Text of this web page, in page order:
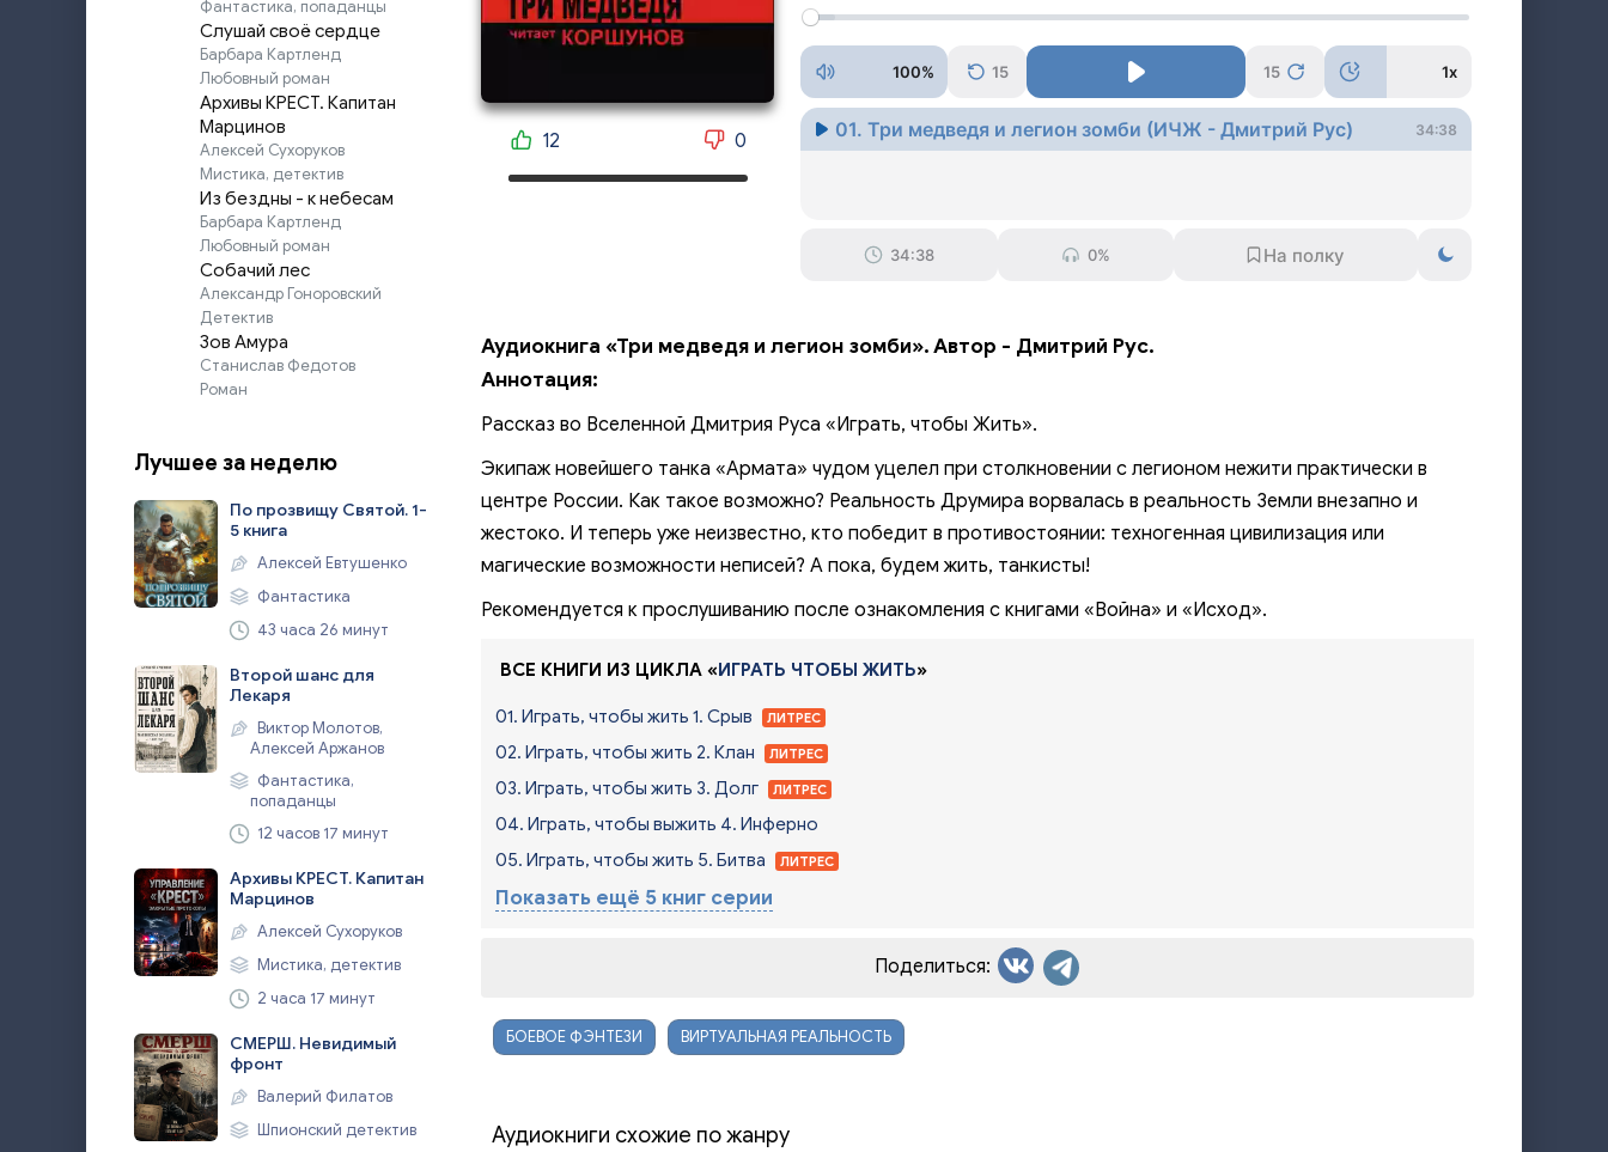
Фантастика, попаданцы
Слушай своё сердце
Барбара Картленд
Любовный роман
Архивы КРЕСТ. Капитан
Марцинов
Алексей Сухоруков
Мистика, детектив
Из бездны - к небесам
Барбара Картленд
Любовный роман
Собачий лес
Александр Гоноровский
Детектив
Зов Амура
Станислав Федотов
Роман
Лучшее за неделю
По прозвищу Святой. 1-
5 книга
Алексей Евтушенко
Фантастика
43 часа 26 минут
Второй шанс для
Лекаря
Виктор Молотов,
Алексей Аржанов
Фантастика,
попаданцы
12 часов 17 минут
Архивы КРЕСТ. Капитан
Марцинов
Алексей Сухоруков
Мистика, детектив
2 часа 17 минут
СМЕРШ. Невидимый
фронт
Валерий Филатов
Шпионский детектив
12 0
100% 15 15 1x
01. Три медведя и легион зомби (ИЧЖ - Дмитрий Рус) 34:38
34:38 0%
Аудиокнига «Три медведя и легион зомби». Автор - Дмитрий Рус.
Аннотация:
Рассказ во Вселенной Дмитрия Руса «Играть, чтобы Жить».
Экипаж новейшего танка «Армата» чудом уцелел при столкновении с легионом нежити практически в
центре России. Как такое возможно? Реальность Друмира ворвалась в реальность Земли внезапно и
жестоко. И теперь уже неизвестно, кто победит в противостоянии: техногенная цивилизация или
магические возможности неписей? А пока, будем жить, танкисты!
Рекомендуется к прослушиванию после ознакомления с книгами «Война» и «Исход».
ВСЕ КНИГИ ИЗ ЦИКЛА «ИГРАТЬ ЧТОБЫ ЖИТЬ»
01. Играть, чтобы жить 1. Срыв ЛИТРЕС
02. Играть, чтобы жить 2. Клан ЛИТРЕС
03. Играть, чтобы жить 3. Долг ЛИТРЕС
04. Играть, чтобы выжить 4. Инферно
05. Играть, чтобы жить 5. Битва
ЛИТРЕС
Показать ещё 5 книг серии
Поделиться:
БОЕВОЕ ФЭНТЕЗИ ВИРТУАЛЬНАЯ РЕАЛЬНОСТЬ
Аудиокниги схожие по жанру